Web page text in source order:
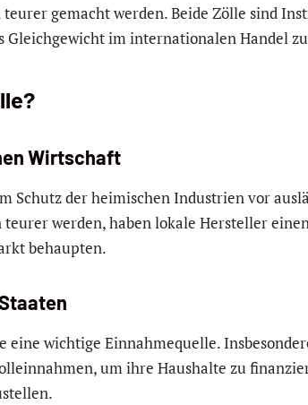
gemacht werden. Beide Zölle sind
Gleichgewicht im internationalen Handel
Wirtschaft
Schutz der heimischen Industrien vor
werden, haben lokale Hersteller
behaupten.
eine wichtige Einnahmequelle.
um ihre Haushalte zu